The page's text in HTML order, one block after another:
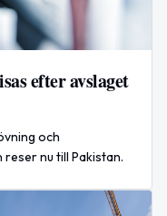
efter avslaget
och
nu till Pakistan.